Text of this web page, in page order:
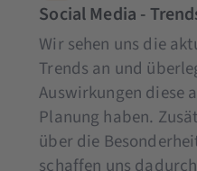
Social Media -
Wir sehen uns die
Trends an und
Auswirkungen diese
Planung haben.
über die
schaffen uns